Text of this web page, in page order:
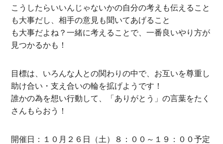
こうしたらいいんじゃないかの自分の考えも伝えること
も大事だし、相手の意見も聞いてあげること
も大事だよね？一緒に考えることで、一番良いやり方が
見つかるかも！
目標は、いろんな人との関わりの中で、お互いを尊重し
助け合い・支え合いの輪を拡げようです！
誰かの為を想い行動して、「ありがとう」の言葉をたく
さんもらおう！
開催日：１０月２６日（土）８：００～１９：００予定